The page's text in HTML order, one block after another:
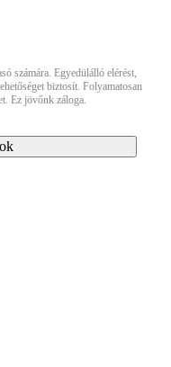
számára. Egyedülálló elérést,
biztosít. Folyamatosan
Ez jövőnk záloga.